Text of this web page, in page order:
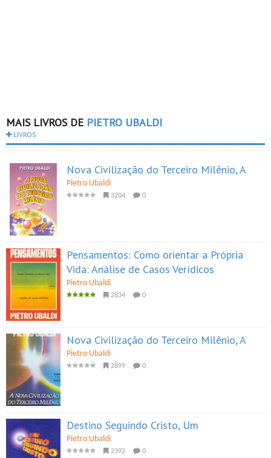
MAIS LIVROS DE PIETRO UBALDI
LIVROS
Nova Civilização do Terceiro Milênio, A
Pietro Ubaldi
3204 0
Pensamentos: Como orientar a Própria
Vida: Análise de Casos Verídicos
Pietro Ubaldi
2834 0
Nova Civilização do Terceiro Milênio, A
Pietro Ubaldi
2899 0
Destino Seguindo Cristo, Um
Pietro Ubaldi
2392 0